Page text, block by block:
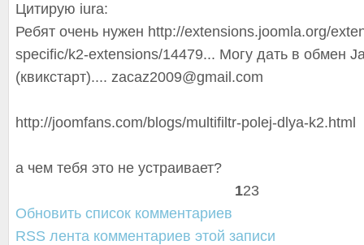
Цитирую iura:
Ребят очень нужен http://extensions.joomla.org/
specific/k2-extensions/14479... Могу дать в обмен
(квикстарт).... zacaz2009@gmail .com
http://joomfans.com/blogs/multifiltr-polej-dlya-k2.html
а чем тебя это не устраивает?
123
Обновить список комментариев
RSS лента комментариев этой записи